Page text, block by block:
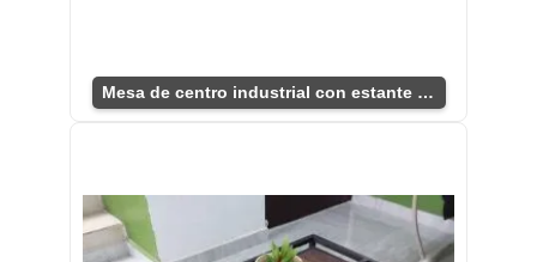
Mesa de centro industrial con estante funcional